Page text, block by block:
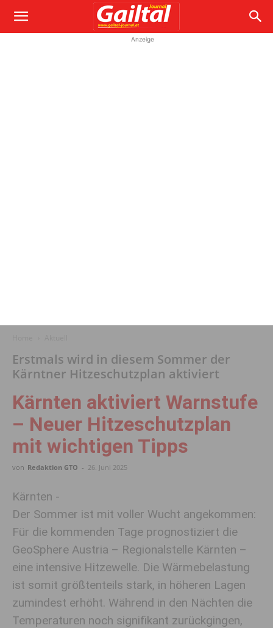
Anzeige
Erstmals wird in diesem Sommer der
Kärntner Hitzeschutzplan aktiviert
Kärnten aktiviert Warnstufe
– Neuer Hitzeschutzplan
mit wichtigen Tipps
von Redaktion GTO - 26. Juni 2025
Kärnten -
Der Sommer ist mit voller Wucht angekommen:
Für die kommenden Tage prognostiziert die
GeoSphere Austria – Regionalstelle Kärnten –
eine intensive Hitzewelle. Die Wärmebelastung
ist somit größtenteils stark, in höheren Lagen
zumindest erhöht. Während in den Nächten die
Temperaturen noch signifikant zurückgingen,